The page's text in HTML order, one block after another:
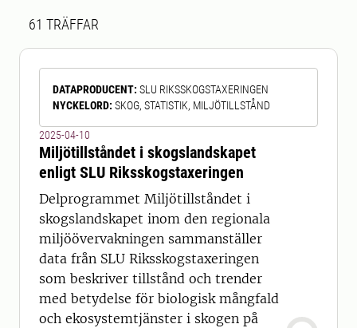
Sökresultat
61 TRÄFFAR
DATAPRODUCENT: SLU RIKSSKOGSTAXERINGEN
NYCKELORD: SKOG, STATISTIK, MILJÖTILLSTÅND
2025-04-10
Miljötillståndet i skogslandskapet
enligt SLU Riksskogstaxeringen
Delprogrammet Miljötillståndet i
skogslandskapet inom den regionala
miljöövervakningen sammanställer
data från SLU Riksskogstaxeringen
som beskriver tillstånd och trender
med betydelse för biologisk mångfald
och ekosystemtjänster i skogen på